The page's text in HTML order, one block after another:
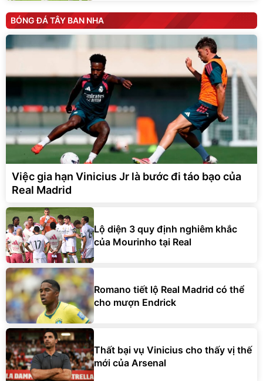
BÓNG ĐÁ TÂY BAN NHA
Việc gia hạn Vinicius Jr là bước đi táo bạo của
Real Madrid
Lộ diện 3 quy định nghiêm khắc
của Mourinho tại Real
Romano tiết lộ Real Madrid có thể
cho mượn Endrick
Thất bại vụ Vinicius cho thấy vị thế
mới của Arsenal